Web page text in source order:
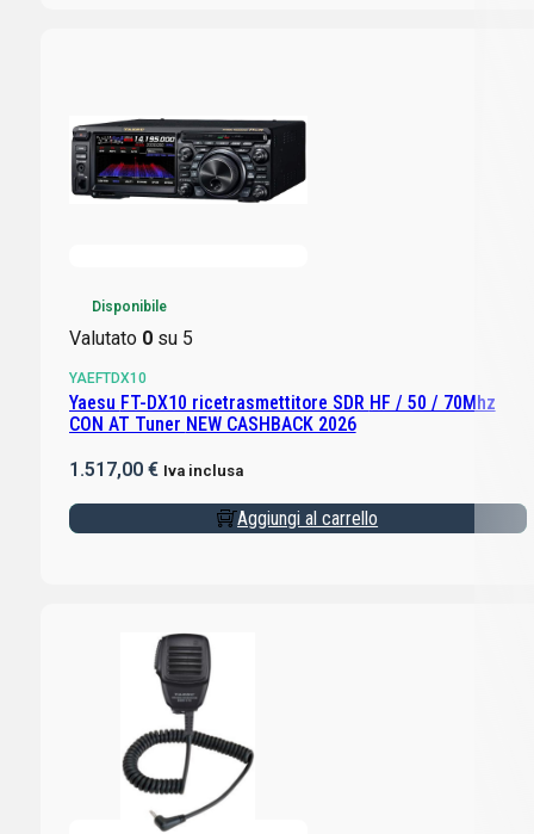
Disponibile
Valutato 0su 5
YAEFTDX10
Yaesu FT-DX10 ricetrasmettitore SDR HF / 50 / 70Mhz
CON AT Tuner NEW CASHBACK 2026
1.517,00 € Iva inclusa
Aggiungi al carrello